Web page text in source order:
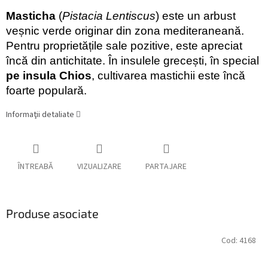
Masticha (Pistacia Lentiscus) este un arbust
veșnic verde originar din zona mediteraneană.
Pentru proprietățile sale pozitive, este apreciat
încă din antichitate. În insulele grecești, în special
pe insula Chios, cultivarea mastichii este încă
foarte populară.
Informaţii detaliate
ÎNTREABĂ VIZUALIZARE PARTAJARE
Produse asociate
Cod: 4168